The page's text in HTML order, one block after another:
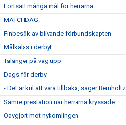
Fortsatt många mål för herrarna
MATCHDAG.
Finbesök av blivande förbundskapten
Målkalas i derbyt
Talanger på väg upp
Dags för derby
- Det är kul att vara tillbaka, säger Bernholtz
Sämre prestation när herrarna kryssade
Oavgjort mot nykomlingen